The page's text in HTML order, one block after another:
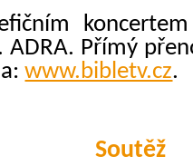
ADRA. Přímý
www.bibletv.cz.
Soutěž